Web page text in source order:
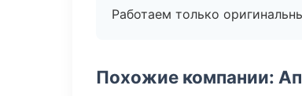
Работаем только
Похожие компании: